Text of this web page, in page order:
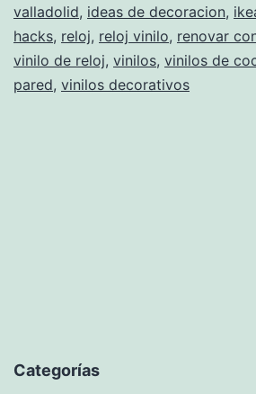
valladolid, ideas de decoracion,
hacks, reloj, reloj vinilo, renovar
vinilo de reloj, vinilos, vinilos de
pared, vinilos decorativos
Categorías